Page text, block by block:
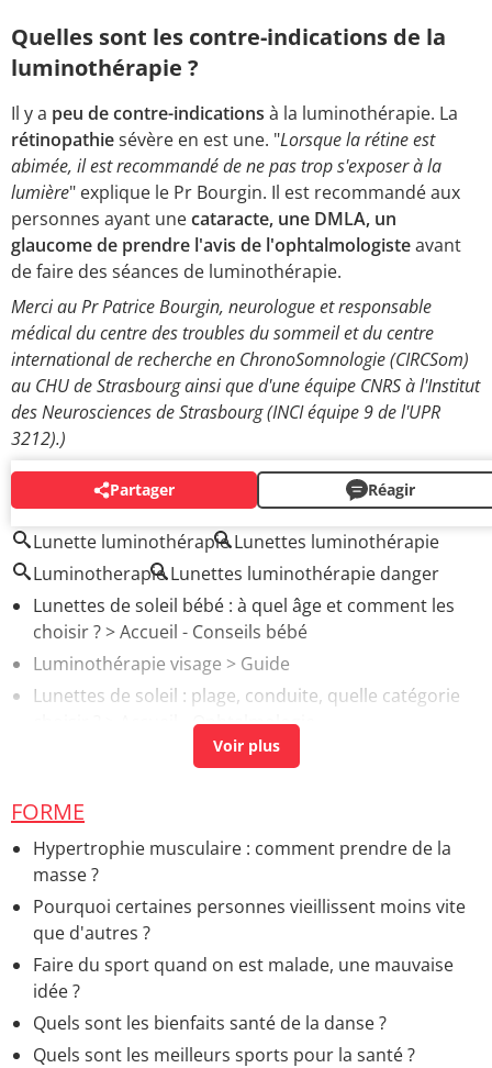
Quelles sont les contre-indications de la
luminothérapie ?
Il y a peu de contre-indications à la luminothérapie. La
rétinopathiesévère en est une. "Lorsque la rétine est
abimée, il est recommandé de ne pas trop s'exposer à la
lumière" explique le Pr Bourgin. Il est recommandé aux
personnes ayant unecataracte, une DMLA, un
glaucome de prendre l'avis de l'ophtalmologisteavant
de faire des séances de luminothérapie.
Merci au Pr Patrice Bourgin, neurologue et responsable
médical du centre des troubles du sommeil et du centre
international de recherche en ChronoSomnologie (CIRCSom)
au CHU de Strasbourg ainsi que d'une équipe CNRS à l'Institut
des Neurosciences de Strasbourg (INCI équipe 9 de l'UPR
3212).)
Partager Réagir
AUTOUR DU MÊME SUJET
Lunette luminothérapie Lunettes luminothérapie
Luminotherapie Lunettes luminothérapie danger
Lunettes de soleil bébé : à quel âge et comment les
choisir ?> Accueil - Conseils bébé
Luminothérapie visage > Guide
Lunettes de soleil : plage, conduite, quelle catégorie
> Accueil - Ophtalmologie
À quoi servent les lunettes anti lumière bleue ?
Meilleur masque luminothérapie
Pourquoi le masque LED est l'accessoire anti-âge
dont on ne peut plus se passer ?
FORME
Hypertrophie musculaire : comment prendre de la
masse ?
Pourquoi certaines personnes vieillissent moins vite
que d'autres ?
Faire du sport quand on est malade, une mauvaise
idée ?
Quels sont les bienfaits santé de la danse ?
Quels sont les meilleurs sports pour la santé ?